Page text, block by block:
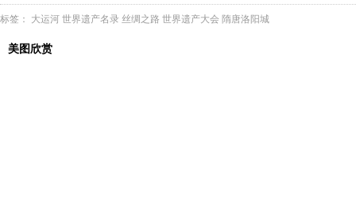
标签： 大运河 世界遗产名录 丝绸之路 世界遗产大会 隋唐洛阳城
美图欣赏